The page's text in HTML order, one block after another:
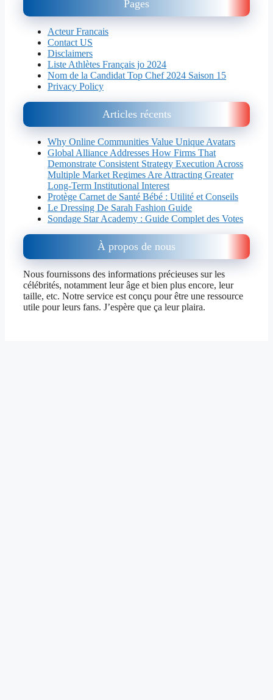
Pages
Acteur Francais
Contact US
Disclaimers
Liste Athlètes Français jo 2024
Nom de la Candidat Top Chef 2024 Saison 15
Privacy Policy
Articles récents
Why Online Communities Value Unique Avatars
Global Alliance Addresses How Firms That
Demonstrate Consistent Strategy Execution Across
Multiple Market Regimes Are Attracting Greater
Long-Term Institutional Interest
Protège Carnet de Santé Bébé : Utilité et Conseils
Le Dressing De Sarah Fashion Guide
Sondage Star Academy : Guide Complet des Votes
À propos de nous
Nous fournissons des informations précieuses sur les
célébrités, notamment leur âge et bien plus encore, leur
taille, etc. Notre service est conçu pour être une ressource
utile pour leurs fans. J’espère que ça leur plaira.